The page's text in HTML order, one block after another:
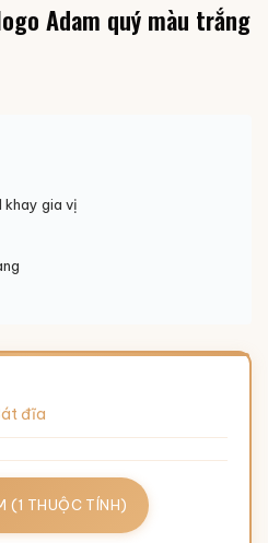
Adam quý màu trắng
khay gia vị
đĩa
(1 THUỘC TÍNH)